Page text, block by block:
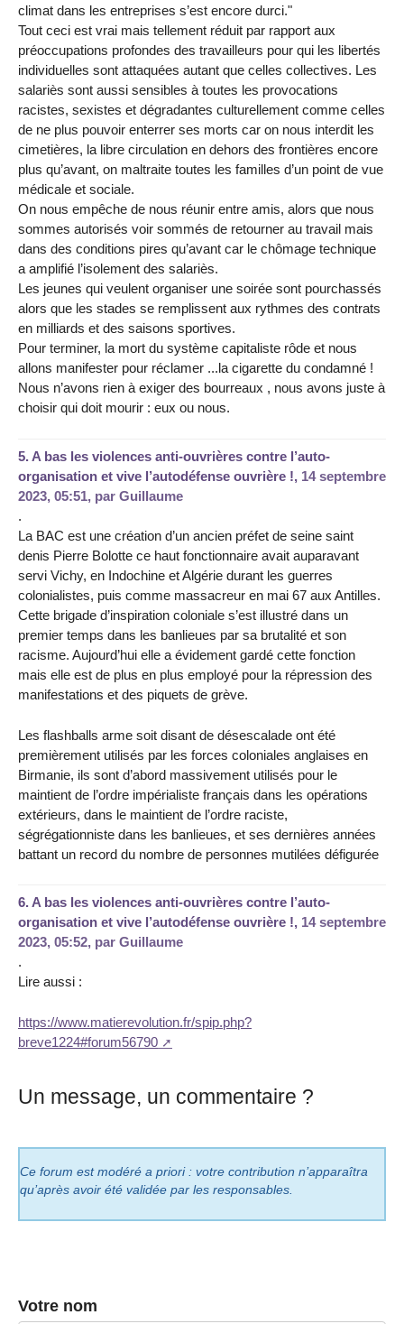
climat dans les entreprises s’est encore durci."
Tout ceci est vrai mais tellement réduit par rapport aux
préoccupations profondes des travailleurs pour qui les libertés
individuelles sont attaquées autant que celles collectives. Les
salariès sont aussi sensibles à toutes les provocations
racistes, sexistes et dégradantes culturellement comme celles
de ne plus pouvoir enterrer ses morts car on nous interdit les
cimetières, la libre circulation en dehors des frontières encore
plus qu’avant, on maltraite toutes les familles d’un point de vue
médicale et sociale.
On nous empêche de nous réunir entre amis, alors que nous
sommes autorisés voir sommés de retourner au travail mais
dans des conditions pires qu’avant car le chômage technique
a amplifié l’isolement des salariès.
Les jeunes qui veulent organiser une soirée sont pourchassés
alors que les stades se remplissent aux rythmes des contrats
en milliards et des saisons sportives.
Pour terminer, la mort du système capitaliste rôde et nous
allons manifester pour réclamer ...la cigarette du condamné !
Nous n’avons rien à exiger des bourreaux , nous avons juste à
choisir qui doit mourir : eux ou nous.
5. A bas les violences anti-ouvrières contre l’auto-
organisation et vive l’autodéfense ouvrière !, 14 septembre
2023, 05:51, par Guillaume
.
La BAC est une création d’un ancien préfet de seine saint
denis Pierre Bolotte ce haut fonctionnaire avait auparavant
servi Vichy, en Indochine et Algérie durant les guerres
colonialistes, puis comme massacreur en mai 67 aux Antilles.
Cette brigade d’inspiration coloniale s’est illustré dans un
premier temps dans les banlieues par sa brutalité et son
racisme. Aujourd’hui elle a évidement gardé cette fonction
mais elle est de plus en plus employé pour la répression des
manifestations et des piquets de grève.
Les flashballs arme soit disant de désescalade ont été
premièrement utilisés par les forces coloniales anglaises en
Birmanie, ils sont d’abord massivement utilisés pour le
maintient de l’ordre impérialiste français dans les opérations
extérieurs, dans le maintient de l’ordre raciste,
ségrégationniste dans les banlieues, et ses dernières années
battant un record du nombre de personnes mutilées défigurée
6. A bas les violences anti-ouvrières contre l’auto-
organisation et vive l’autodéfense ouvrière !, 14 septembre
2023, 05:52, par Guillaume
.
Lire aussi :
https://www.matierevolution.fr/spip.php?
breve1224#forum56790
Un message, un commentaire ?
Ce forum est modéré a priori : votre contribution n’apparaîtra
qu’après avoir été validée par les responsables.
Votre nom